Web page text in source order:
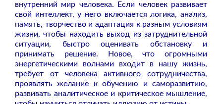
внутренний мир человека. Если человек развивает
свой интеллект, у него включается логика, анализ,
память, творчество и адаптация к разным условиям
жизни, чтобы находить выход из затруднительной
ситуации, быстро оценивать обстановку и
принимать решение. Новое, что огромными
энергетическими волнами входит в нашу жизнь,
требует от человека активного сотрудничества,
проявлять желание к обучению и саморазвитию,
развивать аналитическое и критическое мышление,